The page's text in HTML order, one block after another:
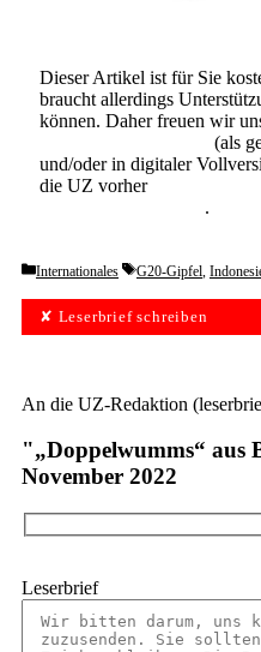
Dieser Artikel ist für Sie
braucht allerdings
können. Daher freuen wir
(als
und/oder in digitaler
die UZ vorher
.
Categories
Internationales Tags
G20-Gipfel,
✘ Leserbrief schreiben
An die UZ-Redaktion
"„Doppelwumms“ aus
November 2022
Leserbrief